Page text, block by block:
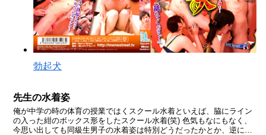
勃起犬
先生の水着姿
俺が中学の時の体育の授業ではくスクール水着といえば、脇にライン
の入った紺のボックス形をしたスクール水着(笑) 色気もなにもなく、
今思い出しても同級生男子の水着姿は特別どうだったかとか、逆に何